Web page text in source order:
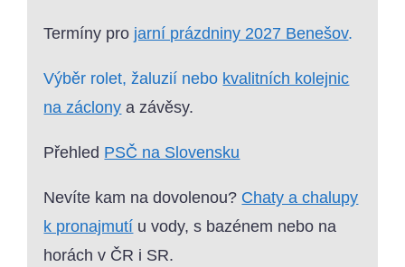
Termíny pro jarní prázdniny 2027 Benešov.
Výběr rolet, žaluzií nebo kvalitních kolejnic
na záclony a závěsy.
Přehled PSČ na Slovensku
Nevíte kam na dovolenou? Chaty a chalupy
k pronajmutí u vody, s bazénem nebo na
horách v ČR i SR.